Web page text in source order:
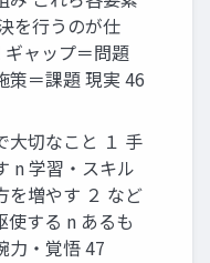
を行うのが仕
ャップ＝問題
策＝課題 現実 46
大切なこと １ 手
n 学習・スキル
を増やす ２ など
使する n あるも
力・覚悟 47